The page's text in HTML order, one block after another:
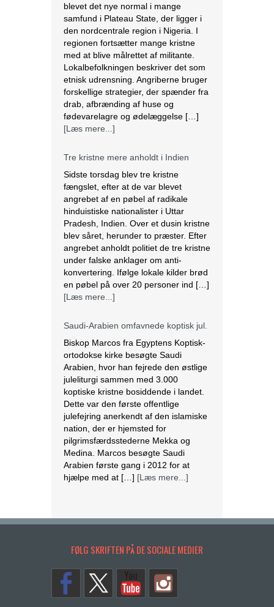
blevet det nye normal i mange
samfund i Plateau State, der ligger i
den nordcentrale region i Nigeria. I
regionen fortsætter mange kristne
med at blive målrettet af militante.
Lokalbefolkningen beskriver det som
etnisk udrensning. Angriberne bruger
forskellige strategier, der spænder fra
drab, afbrænding af huse og
fødevarelagre og ødelæggelse […]
[Læs mere...]
Tre kristne mere anholdt i Indien
Sidste torsdag blev tre kristne
fængslet, efter at de var blevet
angrebet af en pøbel af radikale
hinduistiske nationalister i Uttar
Pradesh, Indien. Over et dusin kristne
blev såret, herunder to præster. Efter
angrebet anholdt politiet de tre kristne
under falske anklager om anti-
konvertering. Ifølge lokale kilder brød
en pøbel på over 20 personer ind […]
[Læs mere...]
Saudi-Arabien omfavnede koptisk jul.
Biskop Marcos fra Egyptens Koptisk-
ortodokse kirke besøgte Saudi
Arabien, hvor han fejrede den østlige
juleliturgi sammen med 3.000
koptiske kristne bosiddende i landet.
Dette var den første offentlige
julefejring anerkendt af den islamiske
nation, der er hjemsted for
pilgrimsfærdsstederne Mekka og
Medina. Marcos besøgte Saudi
Arabien første gang i 2012 for at
hjælpe med at […] [Læs mere...]
efter lovændring
par af samme køn har fundet sted
Costa Rica det første
centralamerikanske land, der tillader
homoseksuelle par at gifte sig. Det
FØLG SKRIFTEN PÅ DE SOCIALE MEDIER